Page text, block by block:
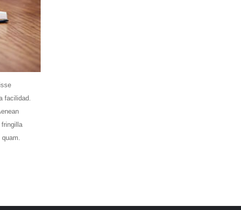
facilidad.